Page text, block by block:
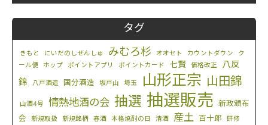
タグ
きもと にいだのしぜんしゅ みむろ杉 オオセト カウントダウン
ク
ール便
ホップ ポイントアプリ ポイントカード 七賢 価格改正
八反
錦
八戸酒造 国分酒造 坂戸山 埼玉 山形正宗 山田錦
山酒4号 情熱地酒の会 抽選 抽選販売 新政頒布
会
新規取扱 新規銘柄 春酒 本格焼酎の日 清酒 産土 百十郎 研修